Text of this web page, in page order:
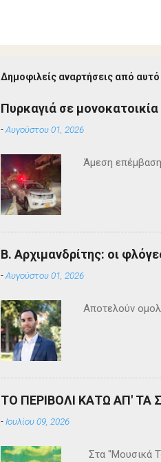
Δημοφιλείς αναρτήσεις από αυτό
Πυρκαγιά σε
-Αυγούστου 01, 2026
Άμεση
Β. Αρχιμανδρίτης: οι
-Αυγούστου 01, 2026
Αποτελούν
ΤΟ ΠΕΡΙΒΟΛΙ ΚΑΤΩ ΑΠ' ΤΑ
- Ιουλίου 09, 2026
Στα "Μουσικά